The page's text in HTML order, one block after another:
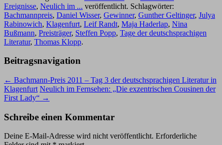
Ereignisse, Neulich im ... veröffentlicht. Schlagwörter:
Bachmannpreis, Daniel Wisser, Gewinner, Gunther Geltinger, Julya
Rabinowich, Klagenfurt, Leif Randt, Maja Haderlap, Nina
Bußmann, Preisträger, Steffen Popp, Tage der deutschsprachigen
Literatur, Thomas Klopp.
Beitragsnavigation
← Bachmann-Preis 2011 – Tag 3 der deutschsprachigen Literatur in
Klagenfurt Neulich im Fernsehen: „Die exzentrischen Cousinen der
First Lady“ →
Schreibe einen Kommentar
Deine E-Mail-Adresse wird nicht veröffentlicht. Erforderliche